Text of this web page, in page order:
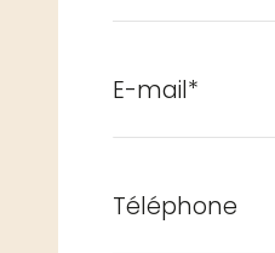
E-mail*
Téléphone